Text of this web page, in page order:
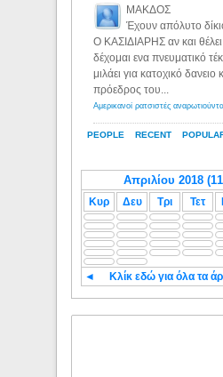
PEOPLE RECENT
ΜΑΚΔΟΣ
Έχουν απόλυτο
Ο ΚΑΣΙΔΙΑΡΗΣ αν και θέλει
δέχομαι ενα πνευματικό
μιλάει για κατοχικό
πρόεδρος του...
Κυρ Δευ Τρι Τετ
◄ Κλίκ εδώ για όλα τα